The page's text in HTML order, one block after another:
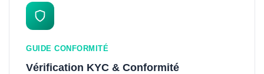
GUIDE CONFORMITÉ
Vérification KYC & Conformité